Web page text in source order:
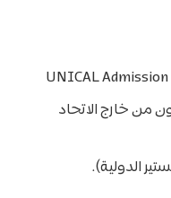
من خارج الاتحاد
الدولية).